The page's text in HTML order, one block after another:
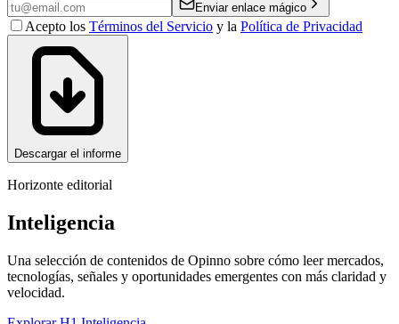
Enviar enlace mágico
Acepto los Términos del Servicio y la Política de Privacidad
Descargar el informe
Horizonte editorial
Inteligencia
Una selección de contenidos de Opinno sobre cómo leer mercados,
tecnologías, señales y oportunidades emergentes con más claridad y
velocidad.